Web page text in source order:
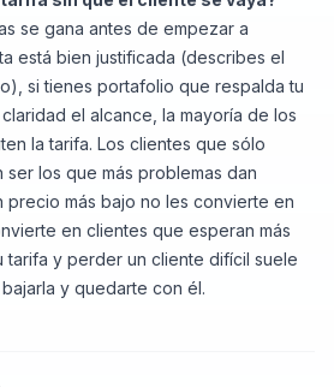
se gana antes de empezar a
está bien justificada (describes el
si tienes portafolio que respalda tu
el alcance, la mayoría de los
la tarifa. Los clientes que sólo
los que más problemas dan
precio más bajo no les convierte en
en clientes que esperan más
tarifa y perder un cliente difícil suele
y quedarte con él.